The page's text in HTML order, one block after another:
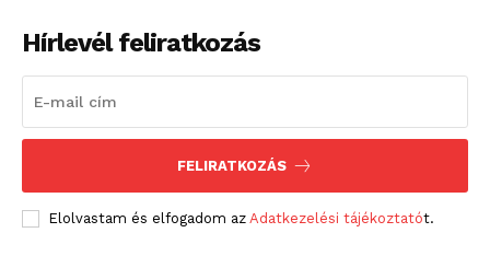
Hírlevél feliratkozás
FELIRATKOZÁS
Elolvastam és elfogadom az Adatkezelési tájékoztatót.